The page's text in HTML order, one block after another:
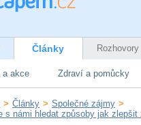
Články Rozhovory
a akce Zdraví a pomůcky
> Články > Společné zájmy >
s námi hledat způsoby jak